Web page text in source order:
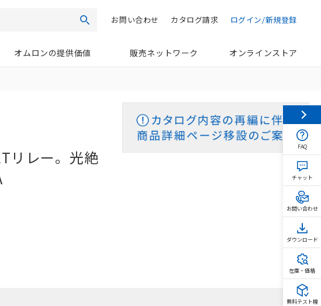
検索 ログイン/新規登録
カタログ請求
お問い合わせ
オムロンの提供価値 販売ネットワーク オンラインストア
リレー。光絶
FAQ
チャット
お問い合わせ
ダウンロード
在庫・価格
無料テスト機